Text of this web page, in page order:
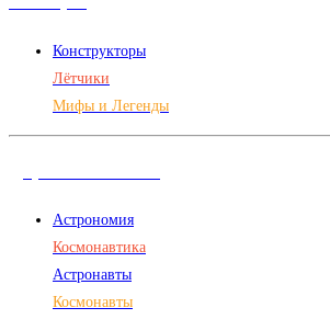
Конструкторы
Лётчики
Мифы и Легенды
Астрономия
Космонавтика
Астронавты
Космонавты